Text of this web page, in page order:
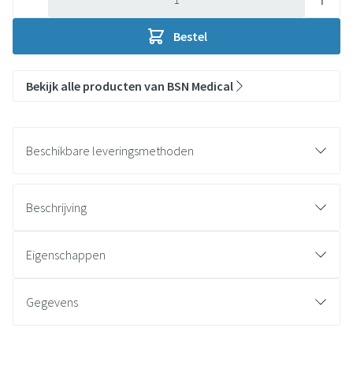
Bestel
Bekijk alle producten van BSN Medical
Beschikbare leveringsmethoden
Beschrijving
Eigenschappen
Gegevens